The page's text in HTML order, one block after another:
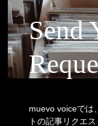
Send
muevo voiceでは
トの記事リクエ